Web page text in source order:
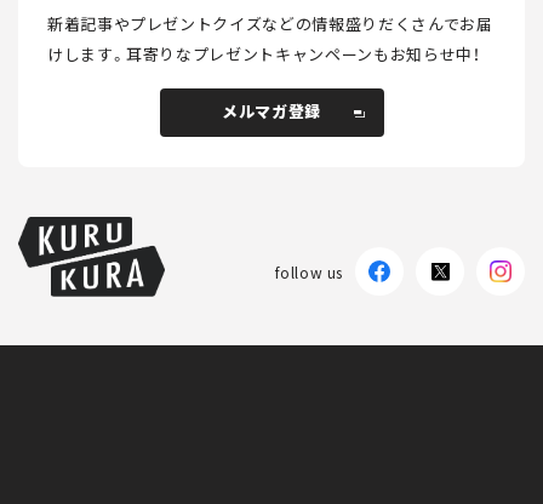
新着記事やプレゼントクイズなどの情報盛りだくさんでお届
けします。耳寄りなプレゼントキャンペーンもお知らせ中！
メルマガ登録
follow us